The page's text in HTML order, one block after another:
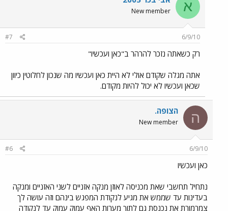
א New member
6/9/10
#7
רק כשאתה נזכר להרהר ב"כאן ועכשיו"
אתה מגלה שקודם אולי לא היית כאן ועכשיו מה שנכון לחלוטין כיוון
שכאן ועכשיו לא יכול להיות מקודם.
ה הצופה.
New member
6/9/10
#6
כאן ועכשיו
נתחיל תחשבי שאת מכניסה לאוזן מנקה אזניים לשני האזניים ומנקה
בעדינות עד שממש את מגיע לנקודת המפגש בינהם וזה עושה לך
צמרמורת את נכנסת גם לתוך מערות האף עמוק עמוק עד לנקודה